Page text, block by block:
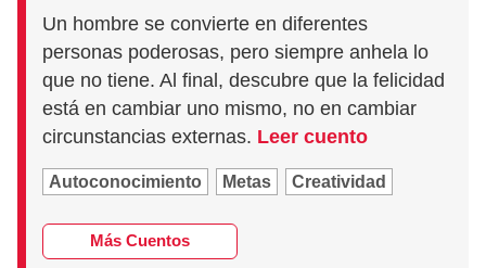
Un hombre se convierte en diferentes
personas poderosas, pero siempre anhela lo
que no tiene. Al final, descubre que la felicidad
está en cambiar uno mismo, no en cambiar
circunstancias externas. Leer cuento
Autoconocimiento Metas Creatividad
Más Cuentos